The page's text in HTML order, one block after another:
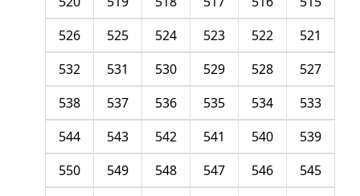
521
522
523
524
525
526
527
528
529
530
531
532
533
534
535
536
537
538
539
540
541
542
543
544
545
546
547
548
549
550